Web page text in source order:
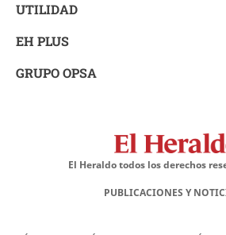
UTILIDAD
EH PLUS
GRUPO OPSA
El Heraldo todos los derechos
PUBLICACIONES Y